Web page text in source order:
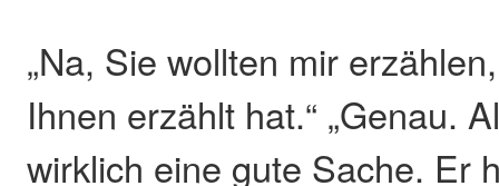
„Na, Sie wollten mir
Ihnen erzählt hat.“ „Genau.
wirklich eine gute Sache. Er